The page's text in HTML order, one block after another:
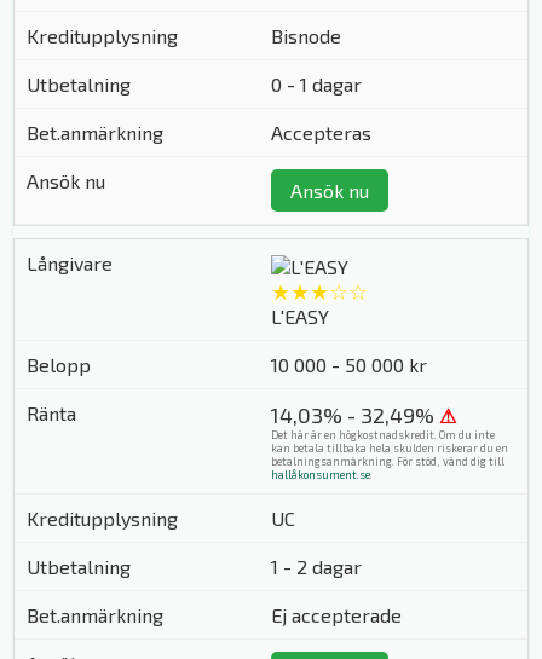
Bisnode
0 - 1 dagar
Accepteras
Ansök nu
★★★☆☆
L'EASY
10 000 - 50 000 kr
14,03% - 32,49% ⚠
Det här är en högkostnadskredit. Om du inte
kan betala tillbaka hela skulden riskerar du en
betalningsanmärkning. För stöd, vänd dig till
hallåkonsument.se
UC
1 - 2 dagar
Ej accepterade